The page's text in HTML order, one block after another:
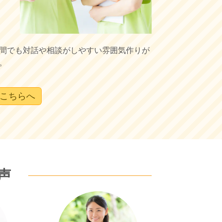
でも対話や相談がしやすい雰囲気作りが
ちらへ